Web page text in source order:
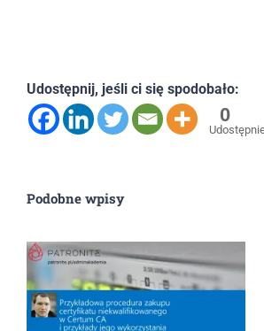
Udostępnij, jeśli ci się spodobało:
0
Podobne wpisy